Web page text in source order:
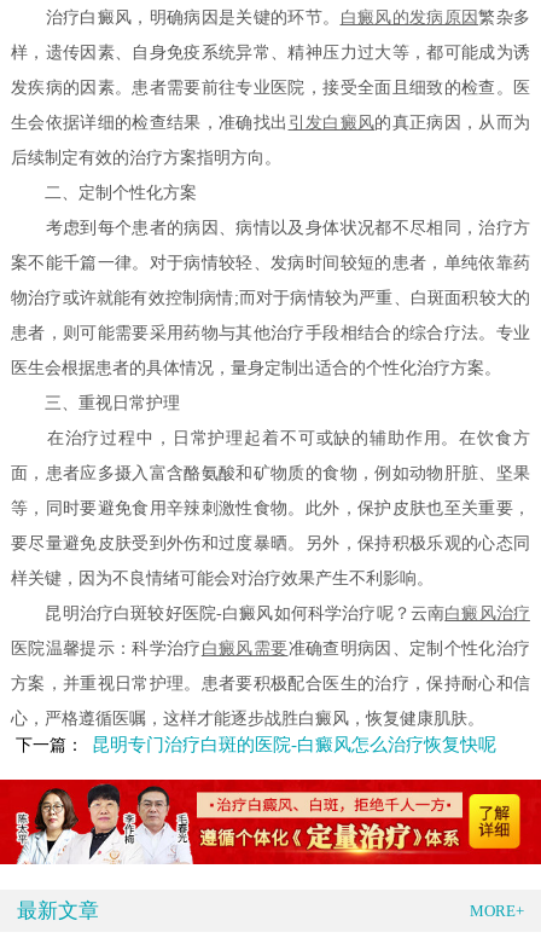
治疗白癜风，明确病因是关键的环节。 白癜风的发病原因繁杂多
样，遗传因素、自身免疫系统异常、精神压力过大等，都可能成为诱
发疾病的因素。患者需要前往专业医院，接受全面且细致的检查。医
生会依据详细的检查结果，准确找出 引发白癜风的真正病因，从而为
后续制定有效的治疗方案指明方向。
二、定制个性化方案
考虑到每个患者的病因、病情以及身体状况都不尽相同，治疗方
案不能千篇一律。对于病情较轻、发病时间较短的患者，单纯依靠药
物治疗或许就能有效控制病情;而对于病情较为严重、白斑面积较大的
患者，则可能需要采用药物与其他治疗手段相结合的综合疗法。专业
医生会根据患者的具体情况，量身定制出适合的个性化治疗方案。
三、重视日常护理
在治疗过程中，日常护理起着不可或缺的辅助作用。在饮食方
面，患者应多摄入富含酪氨酸和矿物质的食物，例如动物肝脏、坚果
等，同时要避免食用辛辣刺激性食物。此外，保护皮肤也至关重要，
要尽量避免皮肤受到外伤和过度暴晒。另外，保持积极乐观的心态同
样关键，因为不良情绪可能会对治疗效果产生不利影响。
昆明治疗白斑较好医院-白癜风如何科学治疗呢？云南白癜风治疗
医院温馨提示：科学治疗 白癜风需要准确查明病因、定制个性化治疗
方案，并重视日常护理。患者要积极配合医生的治疗，保持耐心和信
心，严格遵循医嘱，这样才能逐步战胜白癜风，恢复健康肌肤。
下一篇：
昆明专门治疗白斑的医院-白癜风怎么治疗恢复快呢
最新文章 MORE+